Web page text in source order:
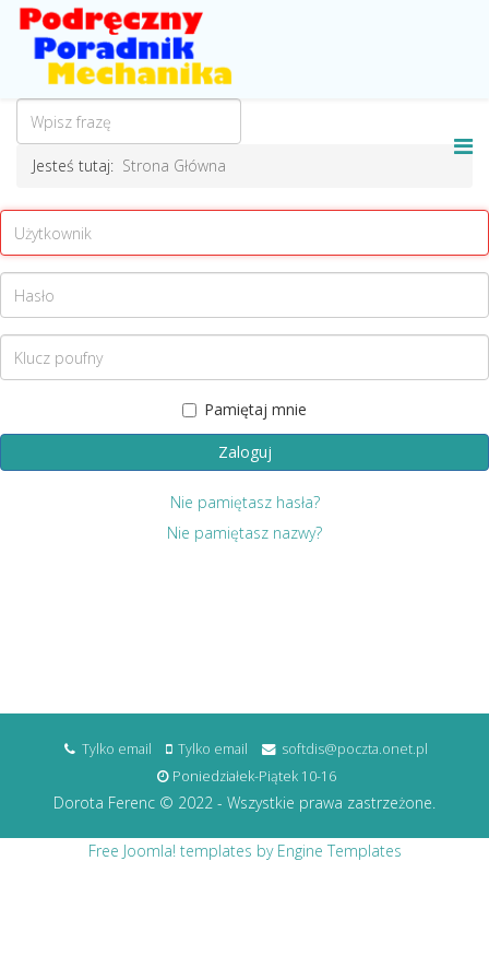
Jesteś tutaj: Strona Główna
Pamiętaj mnie
Zaloguj
Nie pamiętasz hasła?
Nie pamiętasz nazwy?
Tylko email Tylko email
softdis@poczta.onet.pl
Poniedziałek-Piątek 10-16
Dorota Ferenc © 2022 - Wszystkie prawa zastrzeżone.
Free Joomla! templates by Engine Templates